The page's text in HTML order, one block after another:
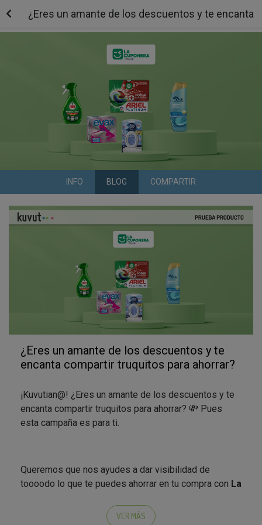
¿Eres un amante de los descuentos y te encanta
INFO BLOG COMPARTIR
¿Eres un amante de los descuentos y te
encanta compartir truquitos para ahorrar?
¡Kuvutian@! ¿Eres un amante de los descuentos y te
encanta compartir truquitos para ahorrar? 💸 Pues
esta campaña es para ti.
Queremos que nos ayudes a dar visibilidad de
toooodo lo que te puedes ahorrar en tu compra con La
favoritas, que te reembolsa el dinero ahorrado
VER MÁS